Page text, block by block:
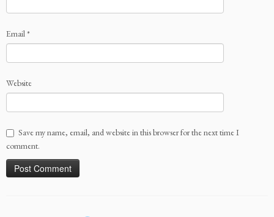
Email*
Website
Save my name, email, and website in this browser for the next time I
comment.